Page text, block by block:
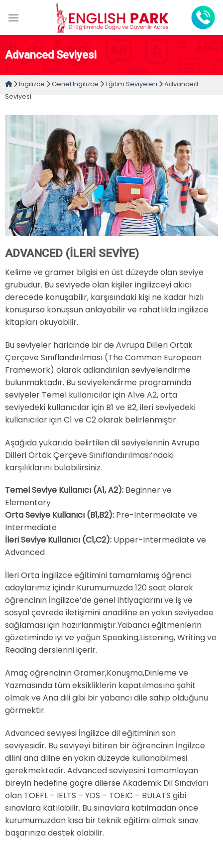
Advanced Seviyesi
İngilizce Genel İngilizce Eğitim Seviyeleri
Advanced
Seviyesi
ADVANCED (İLERİ SEVİYE)
Kelime ve gramer bilgisi en üst düzeyde olan seviye
grubudur. Bu seviyede olan kişiler ingilizceyi akıcı
derecede konuşabilir, karşısındaki kişi ne kadar hızlı
konuşursa konuşsun anlayabilir ve rahatlıkla ingilizce
kitapları okuyabilir.
Bu seviyeler haricinde bir de Avrupa Dilleri Ortak
Çerçeve Sınıflandırılması (The Common European
Framework) olarak adlandırılan seviyelendirme
bulunmaktadır. Bu seviyelendirme programında
seviyeler Temel kullanıcılar için A1ve A2, orta
seviyedeki kullanıcılar için B1 ve B2, ileri seviyedeki
kullanıcılar için C1 ve C2 olarak belirlenmiştir.
Aşağıda yukarıda belirtilen dil seviyelerinin Avrupa
Dilleri Ortak Çerçeve Sınıflandırılması’ndaki
karşılıklarını bulabilirsiniz.
Temel Seviye Kullanıcı (A1, A2):Beginner ve
Elementary
Orta Seviye Kullanıcı (B1,B2):Pre-Intermediate ve
Intermediate
İleri Seviye Kullanıcı (C1,C2):Upper-Intermediate ve
Advanced
İleri Orta İngilizce eğitimini tamamlamış öğrenci
adaylarımız içindir.Kurumumuzda 120 saat olarak
öğrencinin İngilizce’de genel ihtiyaçlarını ve iş ve
sosyal çevrede iletişimini anadiline en yakın seviyedee
sağlaması için hazırlanmıştır.Yabancı eğitmenlerin
gözetiminde iyi ve yoğun Speaking,Listening, Writing ve
Reading derslerini içerir.
Amaç öğrencinin Gramer,Konuşma,Dinleme ve
Yazmasında tüm eksikliklerin kapatılmasına şahit
olmak ve Ana dili gibi bir yabancı dile sahip olduğunu
görmektir.
Advanced seviyesi İngilizce dil eğitiminin son
seviyesidir. Bu seviyeyi bitiren bir öğrencinin İngilzce
dilini ana diline en yakın düzeyde kullanabilmesi
gerekmektedir. Advanced seviyesini tamamlayan
bireyin hedefine göçre dilerse Akademik Dil Sınavları
olan TOEFL – IELTS – YDS – TOEIC – BULATS gibi
sınavlara katılabilir. Bu sınavlara katılmadan önce
kurumumuzdan kısa bir teknik eğitimi almak sınav
başarınıza destek olabilir.